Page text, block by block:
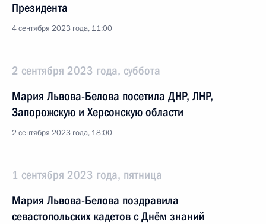
Президента
4 сентября 2023 года, 11:00
2 сентября 2023 года, суббота
Мария Львова-Белова посетила ДНР, ЛНР,
Запорожскую и Херсонскую области
2 сентября 2023 года, 18:00
1 сентября 2023 года, пятница
Мария Львова-Белова поздравила
севастопольских кадетов с Днём знаний